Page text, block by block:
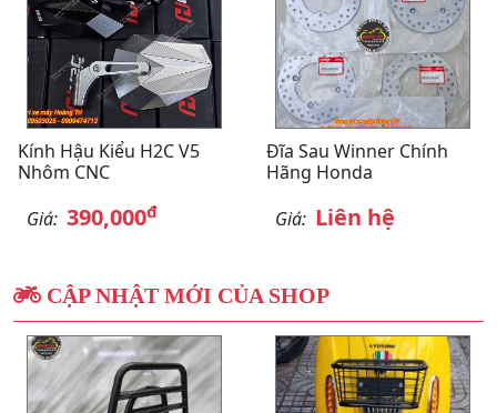
Kính Hậu Kiểu H2C V5
Nhôm CNC
Giá: 390,000đ
Đĩa Sau Winner Chính
Hãng Honda
Giá: Liên hệ
CẬP NHẬT MỚI CỦA SHOP